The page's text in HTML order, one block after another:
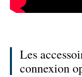
Les
connexion